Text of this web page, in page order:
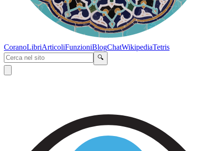
CoranoLibriArticoliFunzioniBlogChatWikipediaTetris
🔍